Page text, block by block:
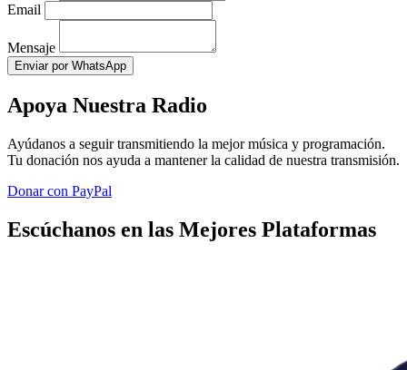
Email
Mensaje
Enviar por WhatsApp
Apoya Nuestra Radio
Ayúdanos a seguir transmitiendo la mejor música y programación.
Tu donación nos ayuda a mantener la calidad de nuestra transmisión.
Donar con PayPal
Escúchanos en las Mejores Plataformas